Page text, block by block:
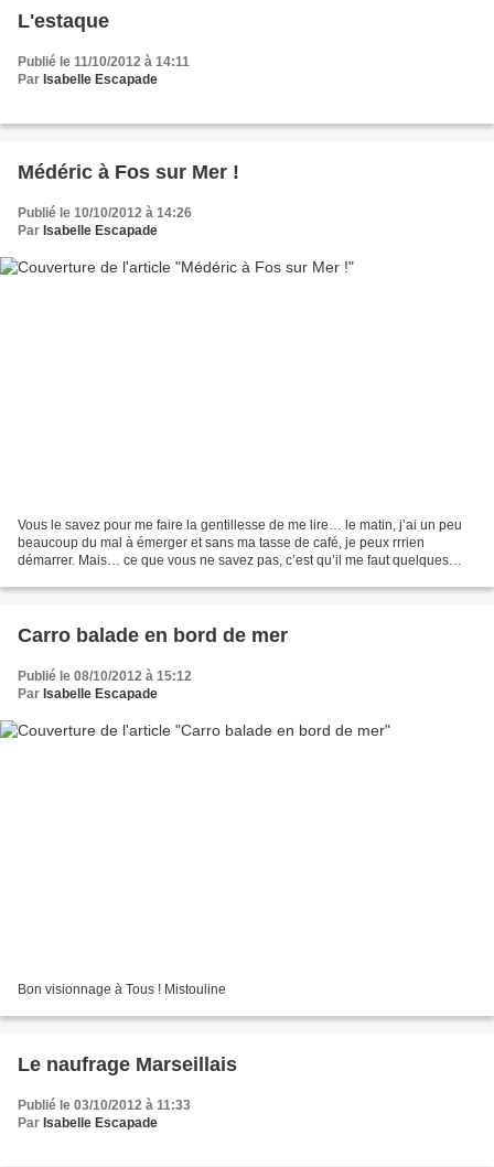
L'estaque
Publié le 11/10/2012 à 14:11
Par Isabelle Escapade
Médéric à Fos sur Mer !
Publié le 10/10/2012 à 14:26
Par Isabelle Escapade
Vous le savez pour me faire la gentillesse de me lire… le matin, j’ai un peu
beaucoup du mal à émerger et sans ma tasse de café, je peux rrrien
démarrer. Mais… ce que vous ne savez pas, c’est qu’il me faut quelques
Carro balade en bord de mer
Publié le 08/10/2012 à 15:12
Par Isabelle Escapade
Bon visionnage à Tous ! Mistouline
Le naufrage Marseillais
Publié le 03/10/2012 à 11:33
Par Isabelle Escapade